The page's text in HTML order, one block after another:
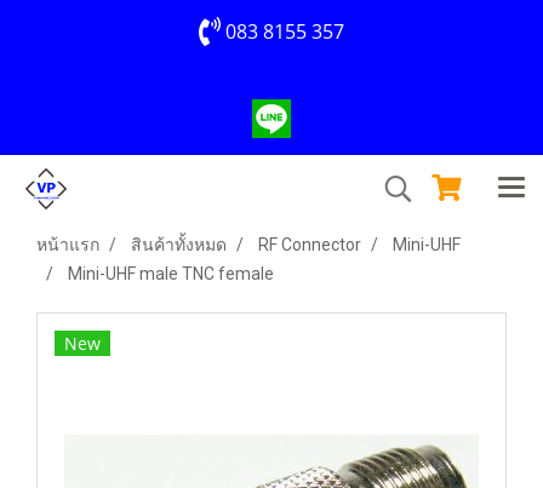
083 8155 357
หน้าแรก สินค้าทั้งหมด RF Connector
Mini-UHF
Mini-UHF male TNC female
New